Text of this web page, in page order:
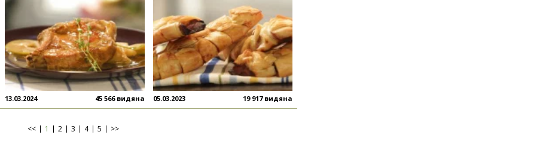
13.03.2024 45 566 видяна 05.03.2023 19 917 видяна
<< 1 2 3 4 5 >>